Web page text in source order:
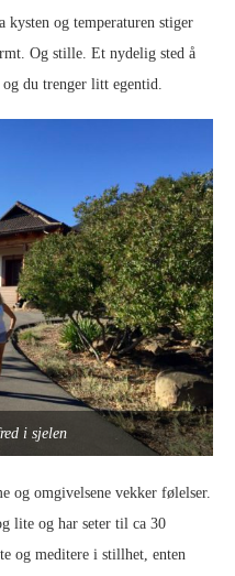
og temperaturen stiger
Og stille. Et nydelig sted å
du trenger litt egentid.
i sjelen
og omgivelsene vekker følelser.
lite og har seter til ca 30
og meditere i stillhet, enten